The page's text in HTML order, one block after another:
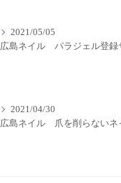
2021/05/05
2021/04/30
広島ネイル 爪を削らないネ